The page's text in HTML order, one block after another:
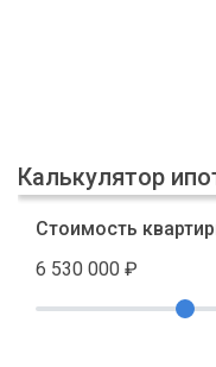
Калькулятор
Стоимость
6 530 000 ₽